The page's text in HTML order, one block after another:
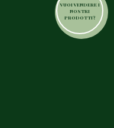
VUOI VENDERE I
NOSTRI
PRODOTTI?